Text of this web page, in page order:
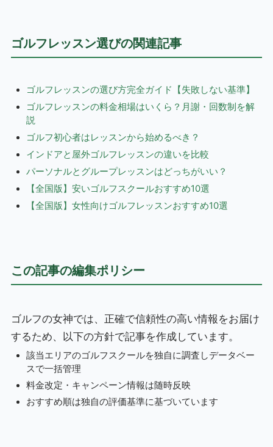
ゴルフレッスン選びの関連記事
ゴルフレッスンの選び方完全ガイド【失敗しない基準】
ゴルフレッスンの料金相場はいくら？月謝・回数制を解
説
ゴルフ初心者はレッスンから始めるべき？
インドアと屋外ゴルフレッスンの違いを比較
パーソナルとグループレッスンはどっちがいい？
【全国版】安いゴルフスクールおすすめ10選
【全国版】女性向けゴルフレッスンおすすめ10選
この記事の編集ポリシー
ゴルフの女神では、正確で信頼性の高い情報をお届け
するため、以下の方針で記事を作成しています。
該当エリアのゴルフスクールを独自に調査しデータベー
スで一括管理
料金改定・キャンペーン情報は随時反映
おすすめ順は独自の評価基準に基づいています